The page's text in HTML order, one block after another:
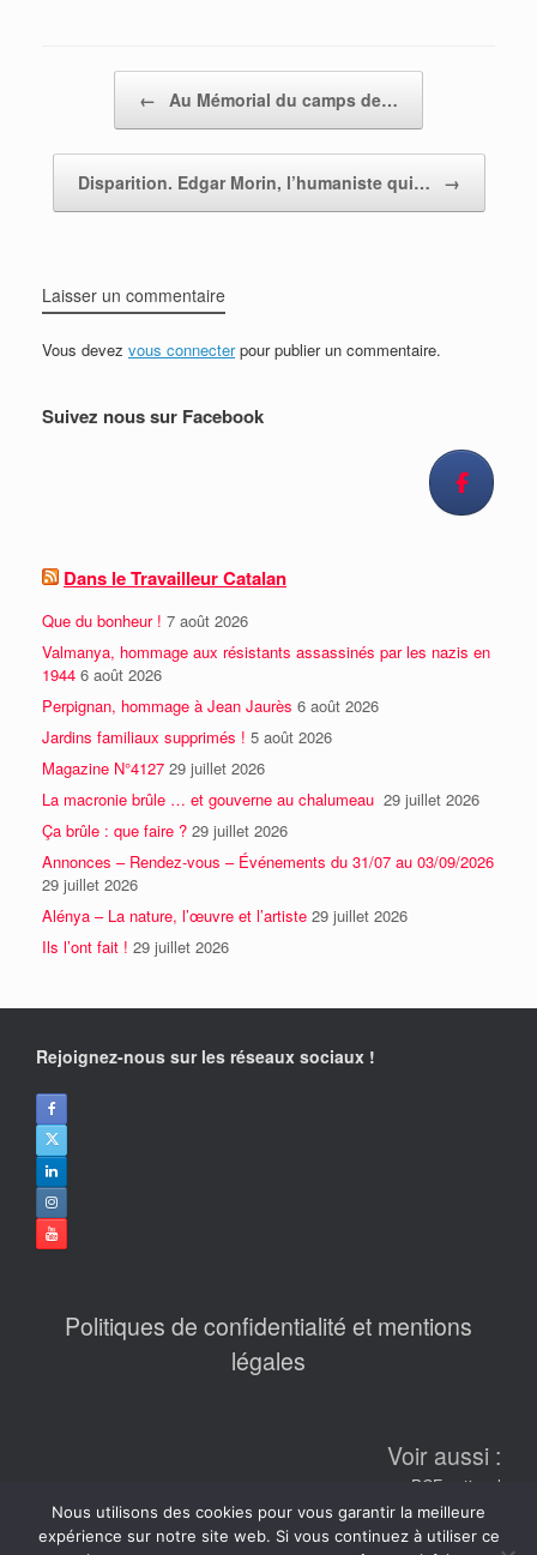
← Au Mémorial du camps de…
Disparition. Edgar Morin, l’humaniste qui… →
Laisser un commentaire
Vous devez vous connecterpour publier un commentaire.
Suivez nous sur Facebook
Dans le Travailleur Catalan
Que du bonheur ! 7 août 2026
Valmanya, hommage aux résistants assassinés par les nazis en
1944 6 août 2026
Perpignan, hommage à Jean Jaurès 6 août 2026
Jardins familiaux supprimés ! 5 août 2026
Magazine N°4127 29 juillet 2026
La macronie brûle … et gouverne au chalumeau 29 juillet 2026
Ça brûle : que faire ? 29 juillet 2026
Annonces – Rendez-vous – Événements du 31/07 au 03/09/2026
29 juillet 2026
Alénya – La nature, l’œuvre et l’artiste 29 juillet 2026
Ils l’ont fait ! 29 juillet 2026
Rejoignez-nous sur les réseaux sociaux !
Politiques de confidentialité et mentions
légales
Voir aussi :
PCF national
L'humanité
Fondation Gabriel Péri
Nous utilisons des cookies pour vous garantir la meilleure
expérience sur notre site web. Si vous continuez à utiliser ce